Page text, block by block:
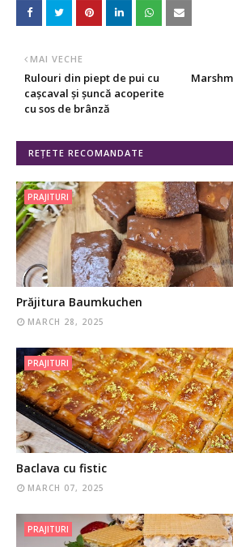
MAI VECHE
Rulouri din piept de pui cu
cașcaval și șuncă acoperite
cu sos de brânză
REȚETE RECOMANDATE
PRAJITURI
Prăjitura Baumkuchen
MARCH 28, 2025
PRAJITURI
Baclava cu fistic
MARCH 07, 2025
PRAJITURI